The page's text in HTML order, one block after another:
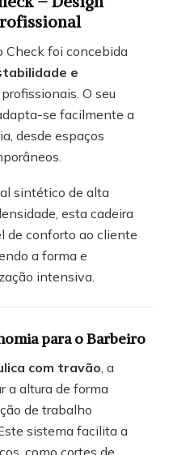
Check foi concebida
e
O seu
se facilmente a
desde espaços
sintético de alta
esta cadeira
de conforto ao cliente
a forma e
intensiva.
para o Barbeiro
com travão, a
a altura de forma
de trabalho
sistema facilita a